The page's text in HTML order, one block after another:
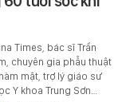
Times, bác sĩ Trần
chuyên gia phẫu thuật
mặt, trợ lý giáo sư
Y khoa Trung Sơn…